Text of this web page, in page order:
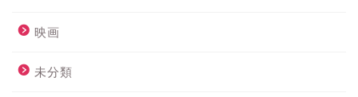
映画
未分類